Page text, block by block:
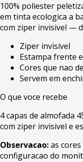
100% poliester
em tinta ecologica a
com ziper invisivel —
Ziper invisivel
Estampa frente
Cores que nao
Servem em
O que voce recebe
4 capas de almofada
com ziper invisivel e
Observacao:as
configuracao do